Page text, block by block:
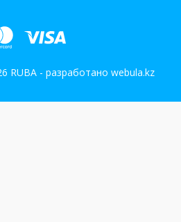
RUBA - разработано webula.kz